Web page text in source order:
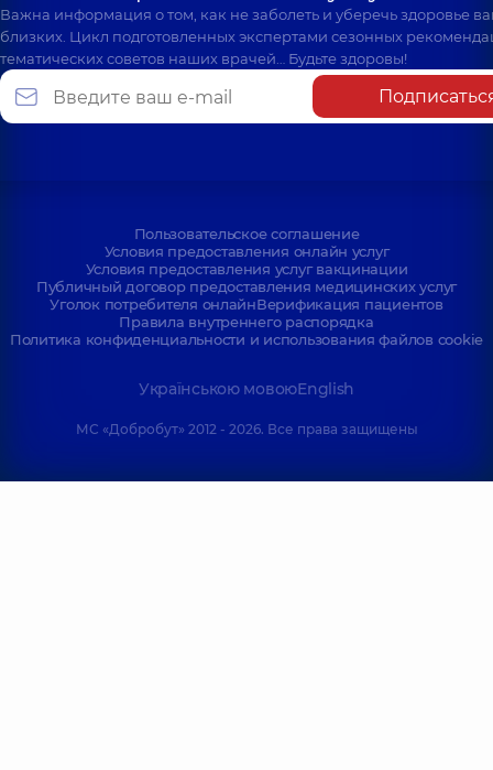
Важна информация о том, как не заболеть и уберечь здоровье
близких. Цикл подготовленных экспертами сезонных
тематических советов наших врачей… Будьте здоровы!
Пользовательское соглашение
Условия предоставления онлайн услуг
Условия предоставления услуг вакцинации
Публичный договор предоставления медицинских услуг
Уголок потребителя онлайнВерификация пациентов
Правила внутреннего распорядка
Политика конфиденциальности и использования файлов cookie
Українською мовоюEnglish
МС «Добробут» 2012 - 2026. Все права защищены